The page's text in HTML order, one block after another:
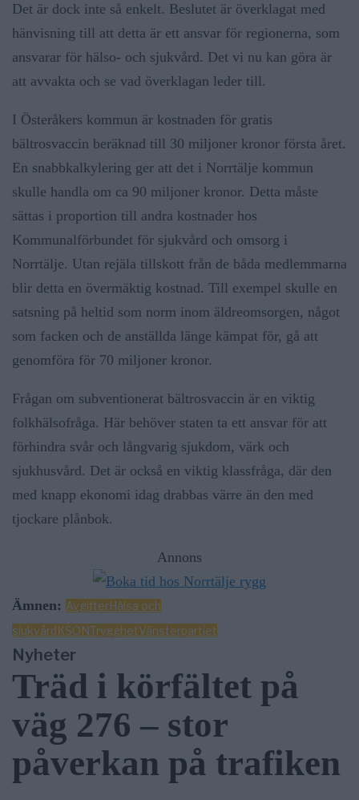
Det är dock inte så enkelt. Beslutet är överklagat med
hänvisning till att detta är ett ansvar för regionerna, som
ansvarar för hälso- och sjukvård. Det vi nu kan göra är
att avvakta och se vad överklagan leder till.
I Österåkers kommun är kostnaden för gratis
bältrosvaccin beräknad till 30 miljoner kronor första året.
En snabbkalkylering ger att det i Norrtälje kommun
skulle handla om ca 90 miljoner kronor. Detta måste
sättas i proportion till andra kostnader hos
Kommunalförbundet för sjukvård och omsorg i
Norrtälje. Utan rejäla tillskott från de båda medlemmarna
blir detta en övermäktig kostnad. Till exempel skulle en
satsning på heltid som norm inom äldreomsorgen, något
som facken och de anställda länge kämpat för, gå att
genomföra för 70 miljoner kronor.
Frågan om subventionerat bältrosvaccin är en viktig
folkhälsofråga. Här behöver staten ta ett ansvar för att
förhindra svår och långvarig sjukdom, värk och
sjukhusvård. Det är också en viktig klassfråga, där den
med knapp ekonomi idag drabbas värre än den med
tjockare plånbok.
Annons
Ämnen: AvgifterHälsa och
sjukvårdKSONTrygghetVänsterpartiet
Nyheter
Träd i körfältet på
väg 276 – stor
påverkan på trafiken